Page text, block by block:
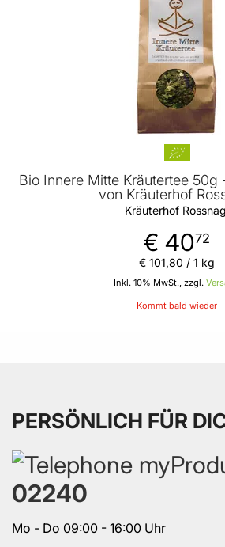
Bio Innere Mitte Kräutertee 50g
von Kräuterhof
Kräuterhof
€ 4072
Inkl. 10% MwSt., zzgl.
€ 101,80 / 1 kg
Kommt bald wieder
PERSÖNLICH FÜR
02240
Mo - Do 09:00 - 16:00 Uhr